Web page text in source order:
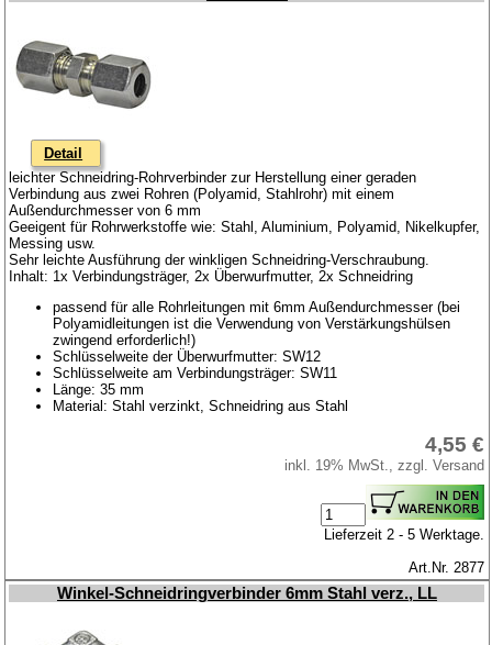
Detail
leichter Schneidring-Rohrverbinder zur Herstellung einer geraden
Verbindung aus zwei Rohren (Polyamid, Stahlrohr) mit einem
Außendurchmesser von 6 mm
Geeigent für Rohrwerkstoffe wie: Stahl, Aluminium, Polyamid, Nikelkupfer,
Messing usw.
Sehr leichte Ausführung der winkligen Schneidring-Verschraubung.
Inhalt: 1x Verbindungsträger, 2x Überwurfmutter, 2x Schneidring
passend für alle Rohrleitungen mit 6mm Außendurchmesser (bei
Polyamidleitungen ist die Verwendung von Verstärkungshülsen
zwingend erforderlich!)
Schlüsselweite der Überwurfmutter: SW12
Schlüsselweite am Verbindungsträger: SW11
Länge: 35 mm
Material: Stahl verzinkt, Schneidring aus Stahl
4,55 €
inkl. 19% MwSt., zzgl. Versand
Lieferzeit 2 - 5 Werktage.
Art.Nr. 2877
Winkel-Schneidringverbinder 6mm Stahl verz., LL